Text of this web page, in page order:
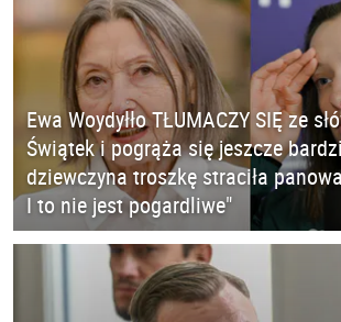
Ewa Woydyłło TŁUMACZY SIĘ ze
Świątek i pogrąża się jeszcze
dziewczyna troszkę straciła
I to nie jest pogardliwe"